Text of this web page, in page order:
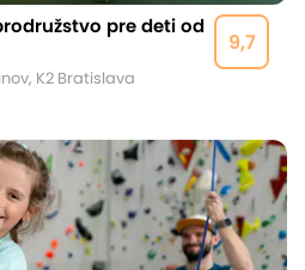
9,7
pre deti od
K2 Bratislava